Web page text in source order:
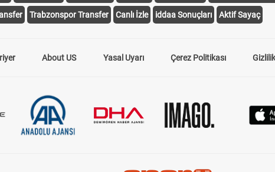
Trabzonspor Transfer Canlı İzle iddaa Sonuçları Aktif Sayaç
About US Yasal Uyarı Çerez Politikası